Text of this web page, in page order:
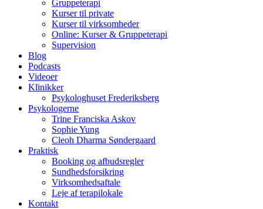
Gruppeterapi
Kurser til private
Kurser til virksomheder
Online: Kurser & Gruppeterapi
Supervision
Blog
Podcasts
Videoer
Klinikker
Psykologhuset Frederiksberg
Psykologerne
Trine Franciska Askov
Sophie Yung
Cleoh Dharma Søndergaard
Praktisk
Booking og afbudsregler
Sundhedsforsikring
Virksomhedsaftale
Leje af terapilokale
Kontakt